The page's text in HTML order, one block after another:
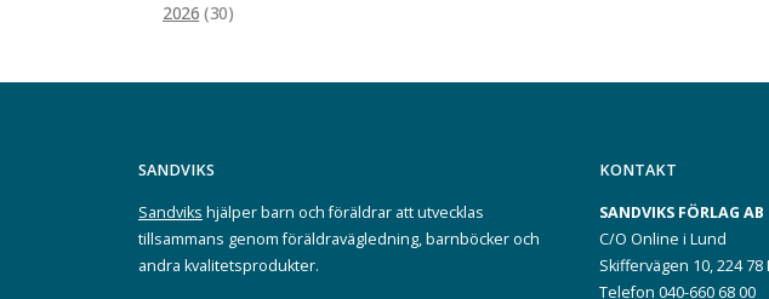
2026 (30)
SANDVIKS
Sandviks hjälper barn och föräldrar att utvecklas
tillsammans genom föräldravägledning, barnböcker och
andra kvalitetsprodukter.
KONTAKT
SANDVIKS FÖRLAG AB
C/O Online i Lund
Skiffervägen 10, 224 78
Telefon 040-660 68 00